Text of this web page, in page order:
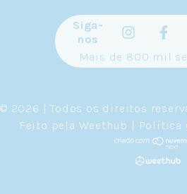
Siga-
nos
Mais de 800 mil
© 2026 | Todos os direitos
Feito pela Weethub | Política